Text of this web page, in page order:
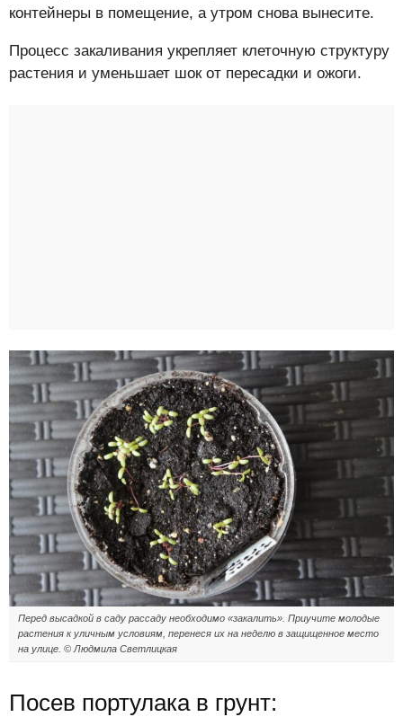
контейнеры в помещение, а утром снова вынесите.
Процесс закаливания укрепляет клеточную структуру
растения и уменьшает шок от пересадки и ожоги.
Перед высадкой в саду рассаду необходимо «закалить». Приучите молодые
растения к уличным условиям, перенеся их на неделю в защищенное место
на улице. © Людмила Светлицкая
Посев портулака в грунт: